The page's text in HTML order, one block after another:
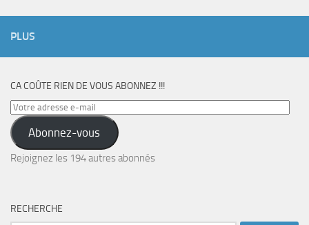
PLUS
CA COÛTE RIEN DE VOUS ABONNEZ !!!
Votre
adresse
e-
mail
Abonnez-vous
Rejoignez les 194 autres abonnés
RECHERCHE